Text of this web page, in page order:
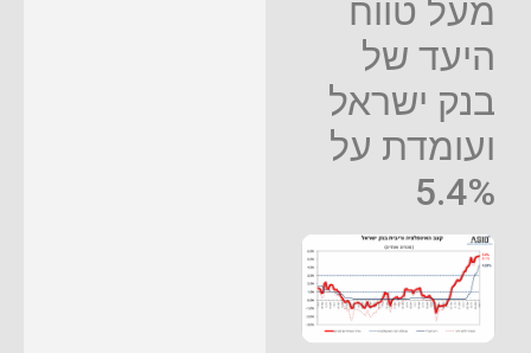
מעל טווח
היעד של
בנק ישראל
ועומדת על
5.4%